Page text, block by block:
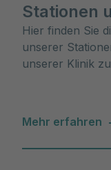
Stationen
Hier finden Sie
unserer
unserer Klinik
Mehr erfahren